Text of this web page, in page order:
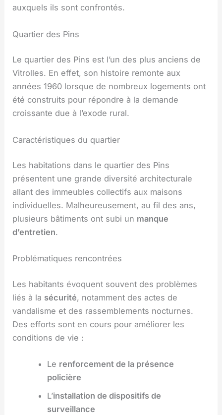
auxquels ils sont confrontés.
Quartier des Pins
Le quartier des Pins est l’un des plus anciens de
Vitrolles. En effet, son histoire remonte aux
années 1960 lorsque de nombreux logements ont
été construits pour répondre à la demande
croissante due à l’exode rural.
Caractéristiques du quartier
Les habitations dans le quartier des Pins
présentent une grande diversité architecturale
allant des immeubles collectifs aux maisons
individuelles. Malheureusement, au fil des ans,
plusieurs bâtiments ont subi un manque
d’entretien.
Problématiques rencontrées
Les habitants évoquent souvent des problèmes
liés à la sécurité, notamment des actes de
vandalisme et des rassemblements nocturnes.
Des efforts sont en cours pour améliorer les
conditions de vie :
Le renforcement de la présence
policière
L’installation de dispositifs de
surveillance